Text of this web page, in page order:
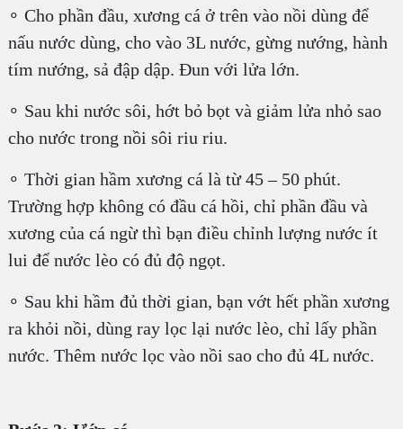
∘ Cho phần đầu, xương cá ở trên vào nồi dùng để
nấu nước dùng, cho vào 3L nước, gừng nướng, hành
tím nướng, sả đập dập. Đun với lửa lớn.
∘ Sau khi nước sôi, hớt bỏ bọt và giảm lửa nhỏ sao
cho nước trong nồi sôi riu riu.
∘ Thời gian hầm xương cá là từ 45 – 50 phút.
Trường hợp không có đầu cá hồi, chỉ phần đầu và
xương của cá ngừ thì bạn điều chỉnh lượng nước ít
lui để nước lèo có đủ độ ngọt.
∘ Sau khi hầm đủ thời gian, bạn vớt hết phần xương
ra khỏi nồi, dùng ray lọc lại nước lèo, chỉ lấy phần
nước. Thêm nước lọc vào nồi sao cho đủ 4L nước.